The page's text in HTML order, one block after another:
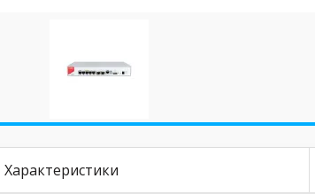
Характеристики